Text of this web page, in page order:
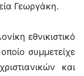
Γεωργάκη.
εθνικιστικό
συμμετείχε
και